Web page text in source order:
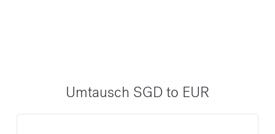
Umtausch SGD to EUR